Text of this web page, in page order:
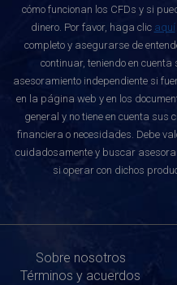
cómo funcionan los CFDs y si
dinero. Por favor, haga clic aquí
completo y asegurarse de
continuar, teniendo en
asesoramiento independiente si
en la página web y en los
general y no tiene en cuenta
financiera o necesidades. Debe
cuidadosamente y buscar
si operar con dichos
Sobre nosotros
Términos y acuerdos